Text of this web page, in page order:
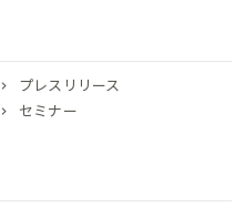
プレスリリース
セミナー